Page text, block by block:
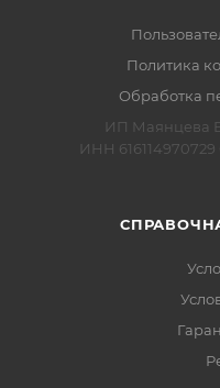
Политика
Обработка
ИП Маянцева
ИНН